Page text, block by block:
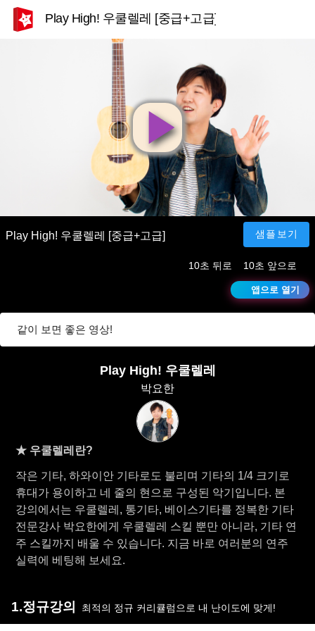
Play High! 우쿨렐레 [중급+고급]
영
상
재
생
Play High! 우쿨렐레 [중급+고급] 샘플보기
10초 뒤로 10초 앞으로
앱으로 열기
같이 보면 좋은 영상!
Play High! 우쿨렐레
박요한
★ 우쿨렐레란?
작은 기타, 하와이안 기타로도 불리며 기타의 1/4 크기로
휴대가 용이하고 네 줄의 현으로 구성된 악기입니다. 본
강의에서는 우쿨렐레, 통기타, 베이스기타를 정복한 기타
전문강사 박요한에게 우쿨렐레 스킬 뿐만 아니라, 기타 연
주 스킬까지 배울 수 있습니다. 지금 바로 여러분의 연주
실력에 베팅해 보세요.
1.정규강의 최적의 정규 커리큘럼으로 내 난이도에 맞게!